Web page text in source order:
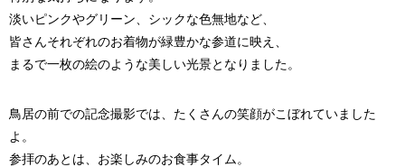
淡いピンクやグリーン、シックな色無地など、
皆さんそれぞれのお着物が緑豊かな参道に映え、
まるで一枚の絵のような美しい光景となりました。
鳥居の前での記念撮影では、たくさんの笑顔がこぼれていました
よ。
参拝のあとは、お楽しみのお食事タイム。